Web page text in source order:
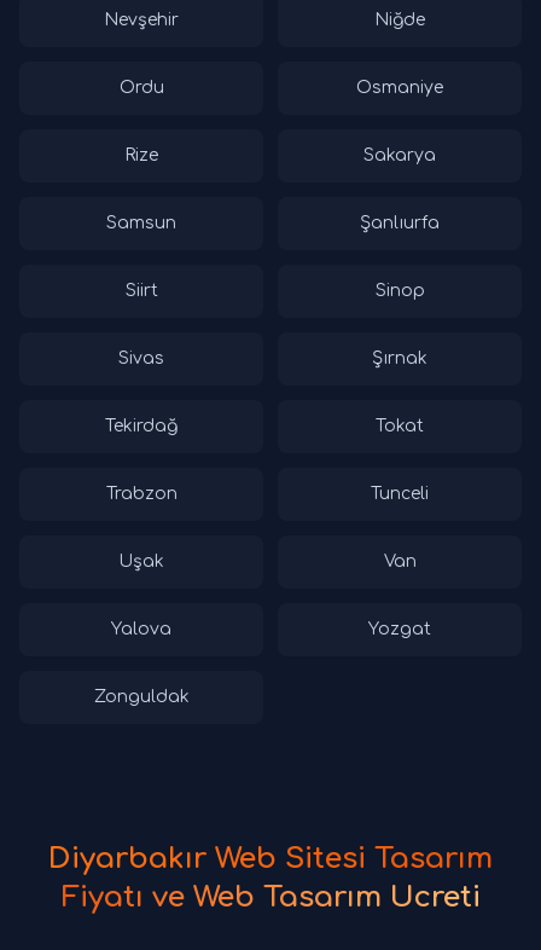
Nevşehir Niğde
Ordu Osmaniye
Rize Sakarya
Samsun Şanlıurfa
Siirt Sinop
Sivas Şırnak
Tekirdağ Tokat
Trabzon Tunceli
Uşak Van
Yalova Yozgat
Zonguldak
Diyarbakır Web Sitesi Tasarım
Fiyatı ve Web Tasarım Ücreti